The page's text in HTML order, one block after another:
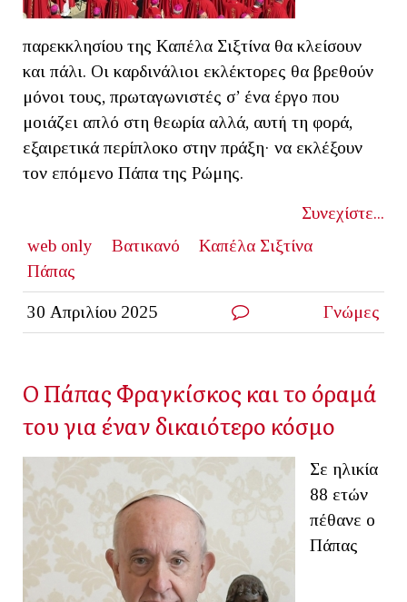
παρεκκλησίου της Καπέλα Σιξτίνα θα κλείσουν
και πάλι. Οι καρδινάλιοι εκλέκτορες θα βρεθούν
μόνοι τους, πρωταγωνιστές σ’ ένα έργο που
μοιάζει απλό στη θεωρία αλλά, αυτή τη φορά,
εξαιρετικά περίπλοκο στην πράξη· να εκλέξουν
τον επόμενο Πάπα της Ρώμης.
Συνεχίστε...
web only
Βατικανό
Καπέλα Σιξτίνα
Πάπας
30 Απριλίου 2025 Γνώμες
O Πάπας Φραγκίσκος και το όραμά
του για έναν δικαιότερο κόσμο
Σε ηλικία
88 ετών
πέθανε ο
Πάπας